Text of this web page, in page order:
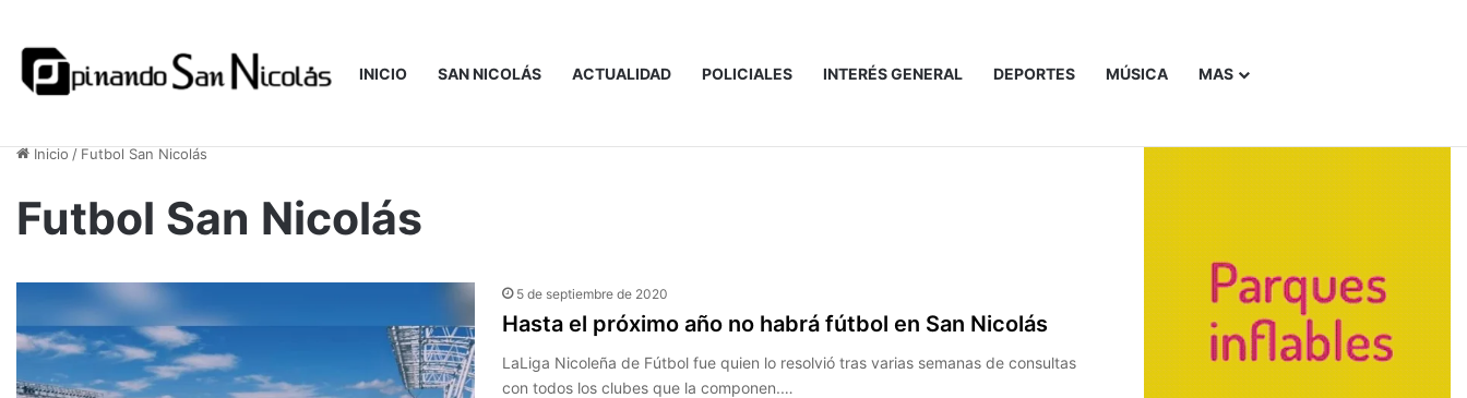
INICIO SAN NICOLÁS ACTUALIDAD POLICIALES INTERÉS GENERAL DEPORTES MÚSICA MAS
viernes 7 de agosto del 2026 12:16 10 ℃
Inicio / Futbol San Nicolás
Futbol San Nicolás
5 de septiembre de 2020
Hasta el próximo año no habrá fútbol en San Nicolás
LaLiga Nicoleña de Fútbol fue quien lo resolvió tras varias semanas de consultas
con todos los clubes que la componen.…